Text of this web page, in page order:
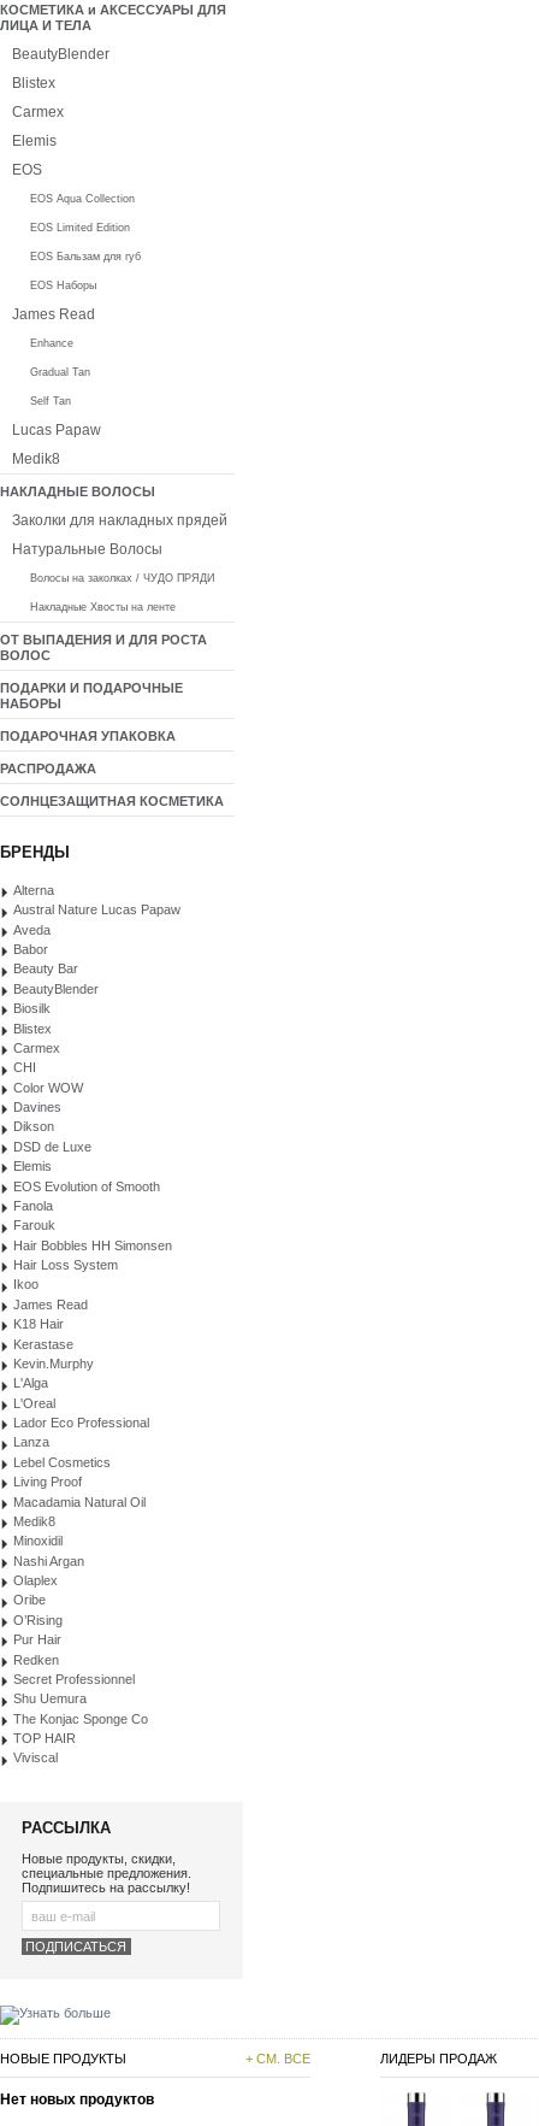
КОСМЕТИКА и АКСЕССУАРЫ ДЛЯ
ЛИЦА И ТЕЛА
BeautyBlender
Blistex
Carmex
Elemis
EOS
EOS Aqua Collection
EOS Limited Edition
EOS Бальзам для губ
EOS Наборы
James Read
Enhance
Gradual Tan
Self Tan
Lucas Papaw
Medik8
НАКЛАДНЫЕ ВОЛОСЫ
Заколки для накладных прядей
Натуральные Волосы
Волосы на заколках / ЧУДО ПРЯДИ
Накладные Хвосты на ленте
ОТ ВЫПАДЕНИЯ И ДЛЯ РОСТА
ВОЛОС
ПОДАРКИ И ПОДАРОЧНЫЕ
НАБОРЫ
ПОДАРОЧНАЯ УПАКОВКА
РАСПРОДАЖА
СОЛНЦЕЗАЩИТНАЯ КОСМЕТИКА
БРЕНДЫ
Alterna
Austral Nature Lucas Papaw
Aveda
Babor
Beauty Bar
BeautyBlender
Biosilk
Blistex
Carmex
CHI
Color WOW
Davines
Dikson
DSD de Luxe
Elemis
EOS Evolution of Smooth
Fanola
Farouk
Hair Bobbles HH Simonsen
Hair Loss System
Ikoo
James Read
K18 Hair
Kerastase
Kevin.Murphy
L'Alga
L'Oreal
Lador Eco Professional
Lanza
Lebel Cosmetics
Living Proof
Macadamia Natural Oil
Medik8
Minoxidil
Nashi Argan
Olaplex
Oribe
O’Rising
Pur Hair
Redken
Secret Professionnel
Shu Uemura
The Konjac Sponge Co
TOP HAIR
Viviscal
РАССЫЛКА
Новые продукты, скидки,
специальные предложения.
Подпишитесь на рассылку!
НОВЫЕ ПРОДУКТЫ + СМ. ВСЕ
Нет новых продуктов
ЛИДЕРЫ ПРОДАЖ